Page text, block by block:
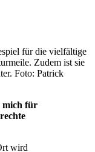
für die vielfältige
Zudem ist sie
Foto: Patrick
mich für
wird